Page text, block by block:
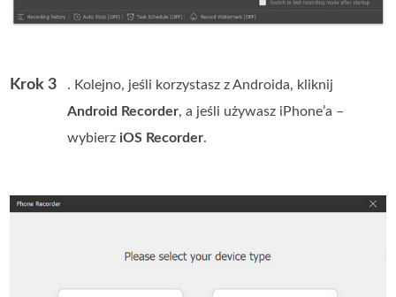
Krok 3
. Kolejno, jeśli korzystasz z Androida, kliknij
Android Recorder, a jeśli używasz iPhone’a –
wybierz iOS Recorder.